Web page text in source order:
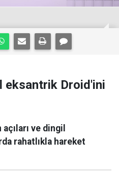
eksantrik Droid'ini
ve dingil
rahatlıkla hareket